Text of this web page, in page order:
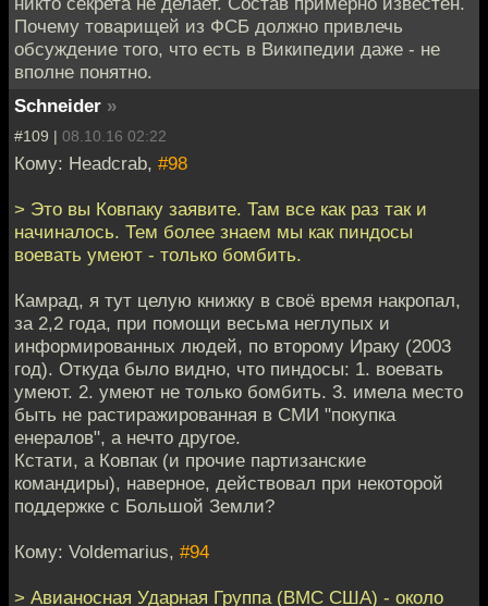
Почему товарищей из ФСБ должно привлечь
обсуждение того, что есть в Википедии даже - не
вполне понятно.
Schneider »
#109 | 08.10.16 02:22
Кому: Headcrab, #98
> Это вы Ковпаку заявите. Там все как раз так и
начиналось. Тем более знаем мы как пиндосы
воевать умеют - только бомбить.
Камрад, я тут целую книжку в своё время накропал,
за 2,2 года, при помощи весьма неглупых и
информированных людей, по второму Ираку (2003
год). Откуда было видно, что пиндосы: 1. воевать
умеют. 2. умеют не только бомбить. 3. имела место
быть не растиражированная в СМИ "покупка
енералов", а нечто другое.
Кстати, а Ковпак (и прочие партизанские
командиры), наверное, действовал при некоторой
поддержке с Большой Земли?
Кому: Voldemarius, #94
> Авианосная Ударная Группа (ВМС США) - около